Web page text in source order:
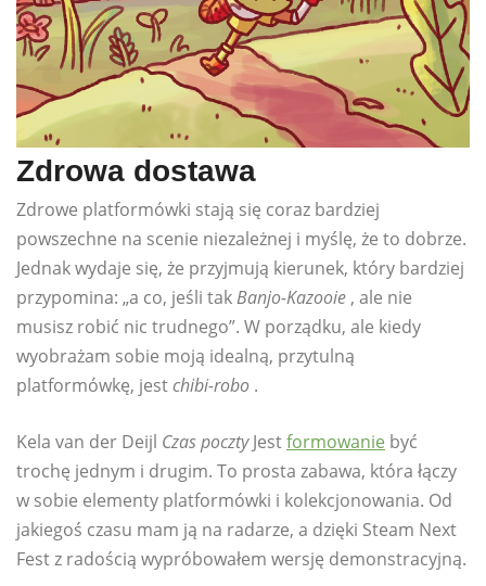
Zdrowa dostawa
Zdrowe platformówki stają się coraz bardziej
powszechne na scenie niezależnej i myślę, że to dobrze.
Jednak wydaje się, że przyjmują kierunek, który bardziej
przypomina: „a co, jeśli takBanjo-Kazooie , ale nie
musisz robić nic trudnego”. W porządku, ale kiedy
wyobrażam sobie moją idealną, przytulną
platformówkę, jestchibi-robo .
Kela van der Deijl Czas pocztyJestformowanie być
trochę jednym i drugim. To prosta zabawa, która łączy
w sobie elementy platformówki i kolekcjonowania. Od
jakiegoś czasu mam ją na radarze, a dzięki Steam Next
Fest z radością wypróbowałem wersję demonstracyjną.